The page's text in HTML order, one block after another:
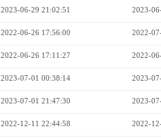
2023-06-29 21:02:51 2023-
2022-06-26 17:56:00 2022-
2022-06-26 17:11:27 2022-
2023-07-01 00:38:14 2023-
2023-07-01 21:47:30 2023-
2022-12-11 22:44:58 2022-